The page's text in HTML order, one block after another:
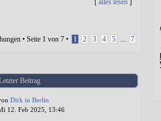
[ alles lesen ]
• Seite 1 von 7 • 1 2 3 4 5 ... 7
Beitrag
Dirk in Berlin
12. Feb 2025, 13:46